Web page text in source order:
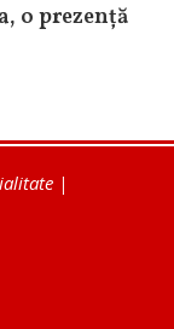
o prezență
|